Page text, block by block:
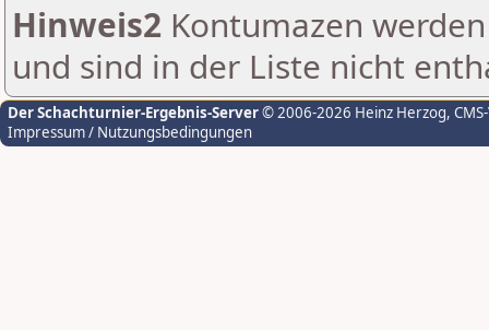
Hinweis2 Kontumazen
und sind in der Liste nicht
Der Schachturnier-Ergebnis-Server© 2006-2026 Heinz Herzog,
Impressum / Nutzungsbedingungen